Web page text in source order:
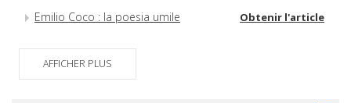
Emilio Coco : la poesia umile
Obtenir l'article
AFFICHER PLUS